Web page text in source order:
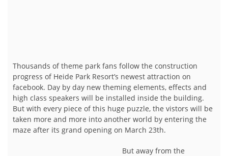
Thousands of theme park fans follow the construction
progress of Heide Park Resort’s newest attraction on
facebook. Day by day new theming elements, effects and
high class speakers will be installed inside the building.
But with every piece of this huge puzzle, the vistors will be
taken more and more into another world by entering the
maze after its grand opening on March 23th.
But away from the